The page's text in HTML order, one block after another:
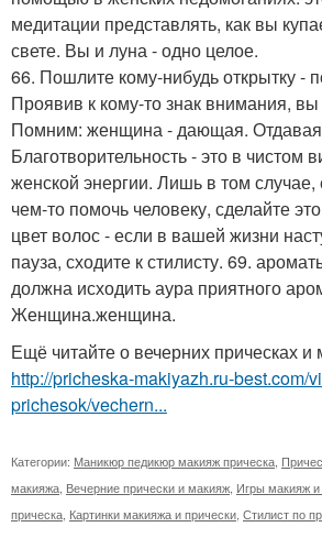
медитации представлять, как вы
свете. Вы и луна - одно целое.
66. Пошлите кому-нибудь открытку -
Проявив к кому-то знак внимания,
Помним: женщина - дающая. Отдавая
Благотворительность - это в чистом
женской энергии. Лишь в том
чем-то помочь человеку, сделайте
цвет волос - если в вашей жизни
пауза, сходите к стилисту. 69.
должна исходить аура приятного
Женщина.женщина.
Ещё читайте о вечерних прическах и
http://pricheska-makiyazh.ru-best.com/
prichesok/vechern...
Категории: Маникюр педикюр макияж прическа,
макияжа, Вечерние прически и макияж, Игры макияж и
прическа, Картинки макияжа и прически, Стилист по